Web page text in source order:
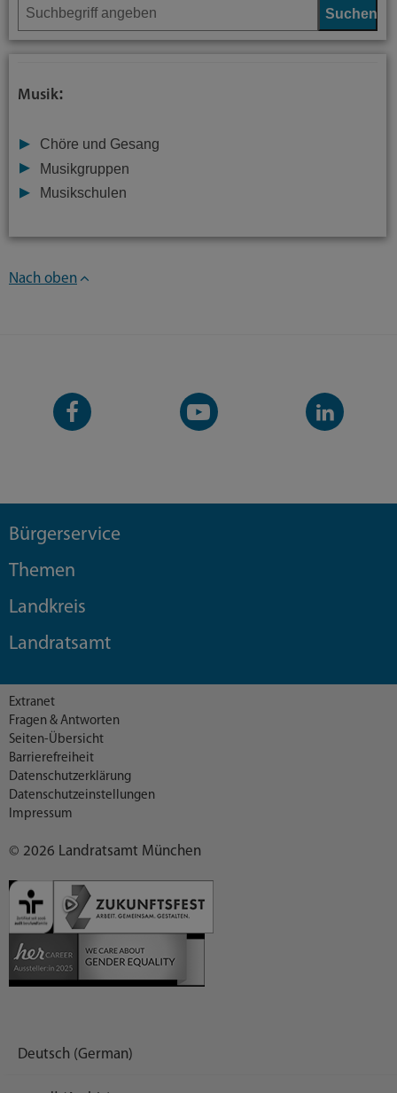
Suchen
Musik:
Chöre und Gesang
Musikgruppen
Musikschulen
Nach oben
Facebook-
Seite
YouTube-
Kanal
LinkedIn-
Kanal
Bürgerservice
Themen
Landkreis
Landratsamt
© 2026 Landratsamt München
Extranet
Fragen & Antworten
Seiten-Übersicht
Barrierefreiheit
Datenschutzerklärung
Datenschutzeinstellungen
Impressum
Deutsch (German)